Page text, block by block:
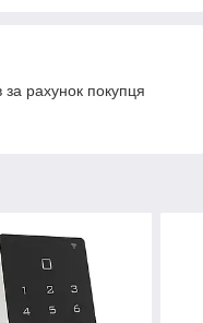
рахунок покупця